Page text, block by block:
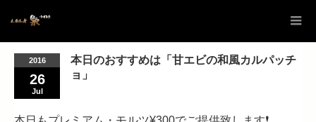
2016
26
Jul
本日のおすすめは「甘エビの和風カルパッチ
ョ」